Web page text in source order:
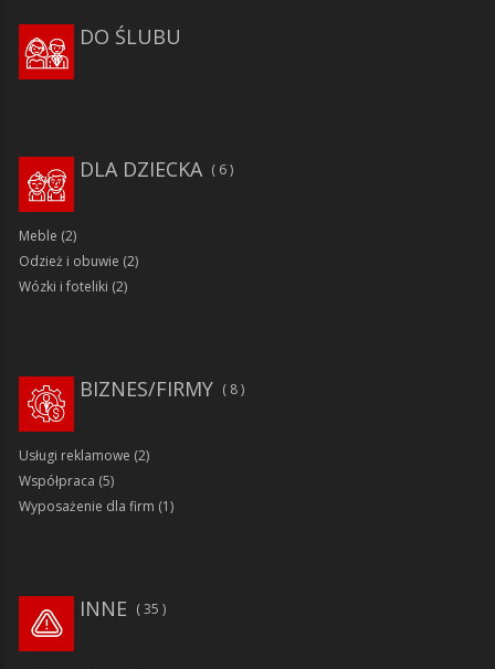
DO ŚLUBU
6
DLA DZIECKA
Meble (2)
Odzież i obuwie (2)
Wózki i foteliki (2)
8
BIZNES/FIRMY
Usługi reklamowe (2)
Współpraca (5)
Wyposażenie dla firm (1)
35
INNE